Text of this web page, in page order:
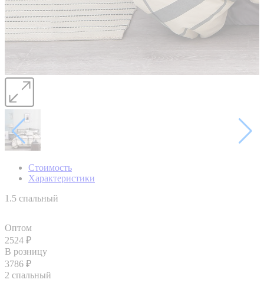
Стоимость
Характеристики
1.5 спальный
Оптом
2524 ₽
В розницу
3786 ₽
2 спальный